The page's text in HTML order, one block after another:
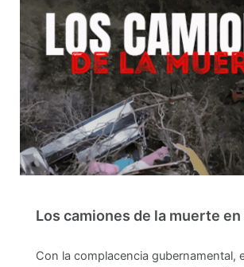
Los camiones de la muerte
Con la complacencia gubernamental,